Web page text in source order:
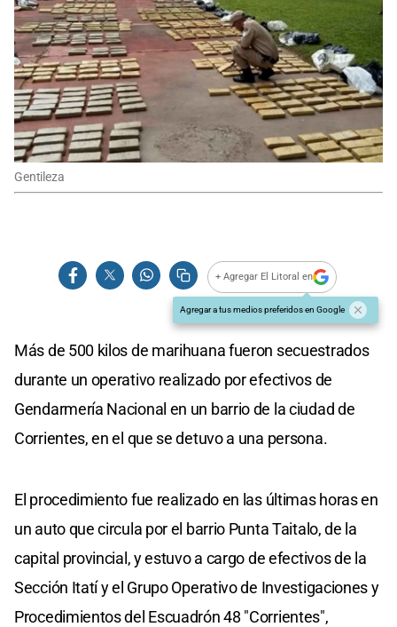
Gentileza
+ Agregar El Litoral en
Agregar a tus medios preferidos en Google
Más de 500 kilos de marihuana fueron secuestrados
durante un operativo realizado por efectivos de
Gendarmería Nacional en un barrio de la ciudad de
Corrientes, en el que se detuvo a una persona.
El procedimiento fue realizado en las últimas horas en
un auto que circula por el barrio Punta Taitalo, de la
capital provincial, y estuvo a cargo de efectivos de la
Sección Itatí y el Grupo Operativo de Investigaciones y
Procedimientos del Escuadrón 48 "Corrientes",